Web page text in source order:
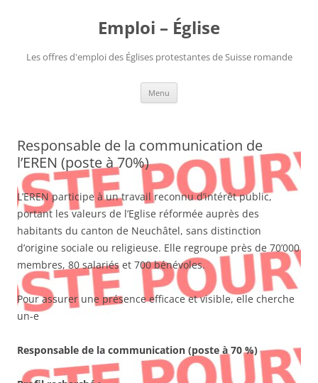
Emploi – Église
Les offres d'emploi des Églises protestantes de Suisse romande
Menu
Responsable de la communication de
l’EREN (poste à 70%)
L’EREN participe à un travail reconnu d’intérêt public,
portant les valeurs de l’Eglise réformée auprès des
habitants du canton de Neuchâtel, sans distinction
d’origine sociale ou religieuse. Elle regroupe près de 70’000
membres, 80 salariés et 700 bénévoles.
Pour assurer une présence efficace et visible, elle cherche
un-e
Responsable de la communication (poste à 70 %)